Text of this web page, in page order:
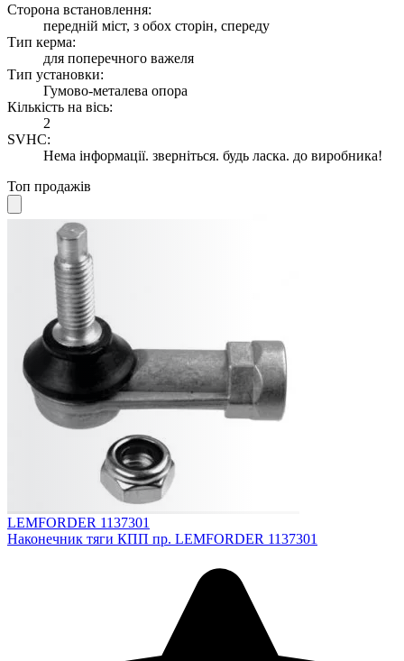
Сторона встановлення:
передній міст, з обох сторін, спереду
Тип керма:
для поперечного важеля
Тип установки:
Гумово-металева опора
Кількість на вісь:
2
SVHC:
Нема інформації. зверніться. будь ласка. до виробника!
Топ продажів
LEMFORDER 1137301
Наконечник тяги КПП пр. LEMFORDER 1137301